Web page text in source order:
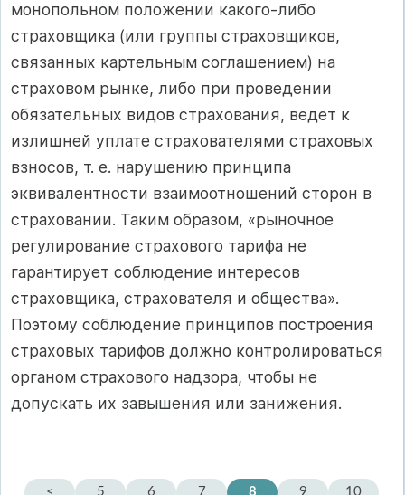
монопольном положении какого-либо
страховщика (или группы страховщиков,
связанных картельным соглашением) на
страховом рынке, либо при проведении
обязательных видов страхования, ведет к
излишней уплате страхователями страховых
взносов, т. е. нарушению принципа
эквивалентности взаимоотношений сторон в
страховании. Таким образом, «рыночное
регулирование страхового тарифа не
гарантирует соблюдение интересов
страховщика, страхователя и общества».
Поэтому соблюдение принципов построения
страховых тарифов должно контролироваться
органом страхового надзора, чтобы не
допускать их завышения или занижения.
< 5 6 7 8 9
10